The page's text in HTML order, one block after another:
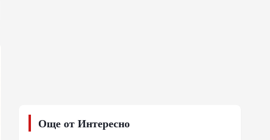
Още от Интересно